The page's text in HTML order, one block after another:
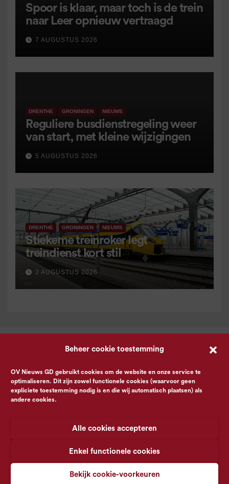
Beheer cookie toestemming
OV Nieuws GD gebruikt cookies om de website en onze service te
optimaliseren. Dit zijn zowel functionele cookies (waarvoor geen
expliciete toestemming nodig is en die wij automatisch plaatsen) als
andere cookies.
Alle cookies accepteren
Enkel functionele cookies
Bekijk cookie-voorkeuren
Spoor is klaar, maar toch is de trein
naar Leer opnieuw vertraagd
7 AUGUSTUS 2026
DRENTHE GRONINGEN NIEUWS
Reguliere busdienstregeling weer
van start, met kleine wijzigingen
5 AUGUSTUS 2026
DRENTHE GRONINGEN NIEUWS
Stiekeme treinroker legt
treindienst kort stil
2 AUGUSTUS 2026
© OV Nieuws GD -